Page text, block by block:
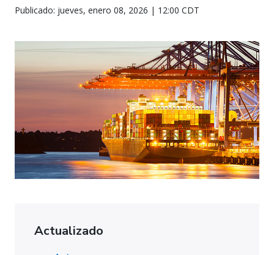
Publicado: jueves, enero 08, 2026 | 12:00 CDT
Actualizado